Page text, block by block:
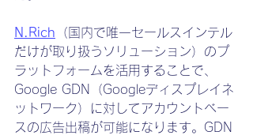
N.Rich （国内で唯一セールスインテル
だけが取り扱うソリューション）のプ
ラットフォームを活用することで、
Google GDN（Googleディスプレイネ
ットワーク）に対してアカウントベー
スの広告出稿が可能になります。GDN